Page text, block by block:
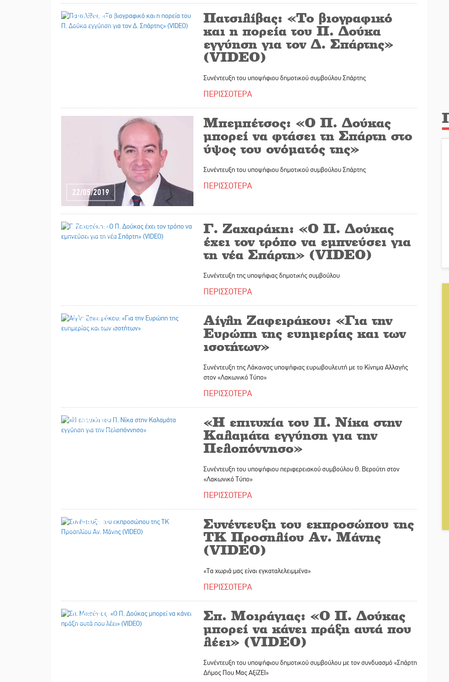
23/05/2019
Πατσιλίβας: «Το βιογραφικό
και η πορεία του Π. Δούκα
εγγύηση για τον Δ. Σπάρτης»
(VIDEO)
Συνέντευξη του υποψήφιου δημοτικού συμβούλου Σπάρτης
ΠΕΡΙΣΣΟΤΕΡΑ
22/05/2019
Μπεμπέτσος: «Ο Π. Δούκας
μπορεί να φτάσει τη Σπάρτη στο
ύψος του ονόματός της»
Συνέντευξη του υποψήφιου δημοτικού συμβούλου Σπάρτης
ΠΕΡΙΣΣΟΤΕΡΑ
22/05/2019
Γ. Ζαχαράκη: «Ο Π. Δούκας
έχει τον τρόπο να εμπνεύσει για
τη νέα Σπάρτη» (VIDEO)
Συνέντευξη της υποψήφιας δημοτικής συμβούλου
ΠΕΡΙΣΣΟΤΕΡΑ
22/05/2019
Αίγλη Ζαφειράκου: «Για την
Ευρώπη της ευημερίας και των
ισοτήτων»
Συνέντευξη της Λάκαινας υποψήφιας ευρωβουλευτή με το Κίνημα Αλλαγής
στον «Λακωνικό Τύπο»
ΠΕΡΙΣΣΟΤΕΡΑ
21/05/2019
«Η επιτυχία του Π. Νίκα στην
Καλαμάτα εγγύηση για την
Πελοπόννησο»
Συνέντευξη του υποψήφιου περιφερειακού συμβούλου Θ. Βερούτη στον
«Λακωνικό Τύπο»
ΠΕΡΙΣΣΟΤΕΡΑ
17/05/2019
Συνέντευξη του εκπροσώπου της
ΤΚ Προσηλίου Αν. Μάνης
(VIDEO)
«Τα χωριά μας είναι εγκαταλελειμμένα»
ΠΕΡΙΣΣΟΤΕΡΑ
17/05/2019
Σπ. Μοιράγιας: «Ο Π. Δούκας
μπορεί να κάνει πράξη αυτά που
λέει» (VIDEO)
Συνέντευξη του υποψήφιου δημοτικού συμβούλου με τον συνδυασμό «Σπάρτη
Δήμος Που Μας ΑξίΖΕΙ»